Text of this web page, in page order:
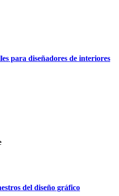
para diseñadores de interiores
del diseño gráfico